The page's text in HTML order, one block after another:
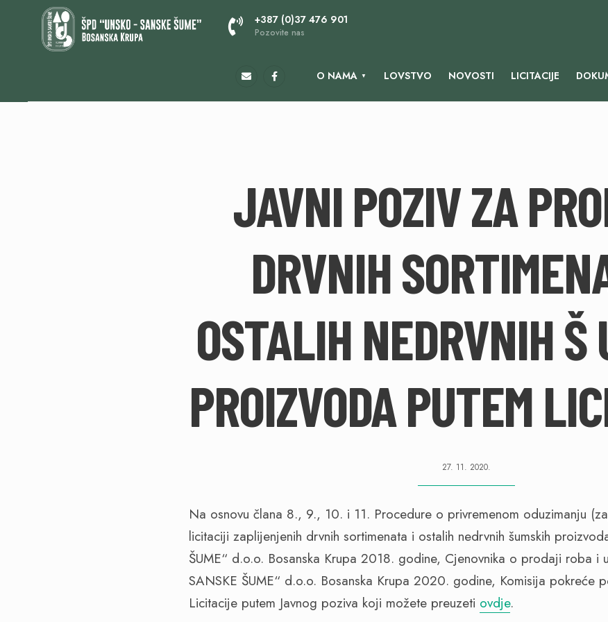
+387 (0)37 476 901
Pozovite nas
O NAMA LOVSTVO NOVOSTI LICITACIJE
JAVNI POZIV ZA
DRVNIH
OSTALIH NEDRVNIH Š
PROIZVODA PUTEM
27. 11. 2020.
Na osnovu člana 8., 9., 10. i 11. Procedure o privremenom oduzimanju
licitaciji zaplijenjenih drvnih sortimenata i ostalih nedrvnih šumskih
ŠUME“ d.o.o. Bosanska Krupa 2018. godine, Cjenovnika o prodaji roba i
SANSKE ŠUME“ d.o.o. Bosanska Krupa 2020. godine, Komisija pokreće
Licitacije putem Javnog poziva koji možete preuzeti ovdje.